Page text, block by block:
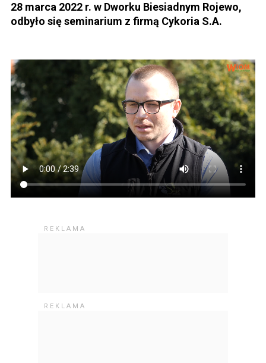
28 marca 2022 r. w Dworku Biesiadnym Rojewo,
odbyło się seminarium z firmą Cykoria S.A.